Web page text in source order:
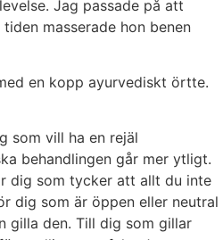
Jag passade på att
masserade hon benen
en kopp ayurvediskt örtte.
som vill ha en rejäl
behandlingen går mer ytligt.
dig som tycker att allt du inte
dig som är öppen eller neutral
gilla den. Till dig som gillar